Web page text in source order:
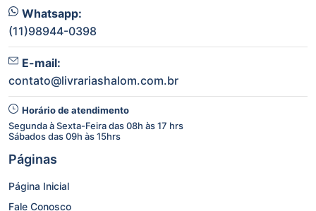
Whatsapp:
(11)98944-0398
E-mail:
contato@livrariashalom.com.br
Horário de atendimento
Segunda à Sexta-Feira das 08h às 17 hrs
Sábados das 09h às 15hrs
Páginas
Página Inicial
Fale Conosco